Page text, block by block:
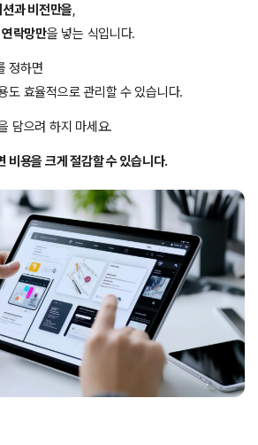
션과 비전만을
락망만을 넣는 식입니다.
정하면
도 효율적으로 관리할 수 있습니다.
담으려 하지 마세요.
비용을 크게 절감할 수 있습니다.